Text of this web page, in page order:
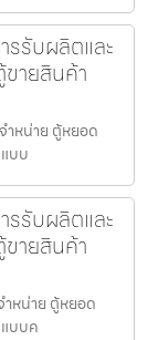
รับผลิตและ
ายสินค้า
ำหน่าย ตู้หยอด
บบ
รับผลิตและ
ายสินค้า
หน่าย ตู้หยอด
บบค